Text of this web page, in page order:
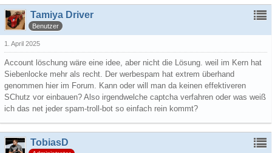
Tamiya Driver
Benutzer
1. April 2025
Account löschung wäre eine idee, aber nicht die Lösung. weil im Kern hat
Siebenlocke mehr als recht. Der werbespam hat extrem überhand
genommen hier im Forum. Kann oder will man da keinen effektiveren
SChutz vor einbauen? Also irgendwelche captcha verfahren oder was weiß
ich das net jeder spam-troll-bot so einfach rein kommt?
TobiasD